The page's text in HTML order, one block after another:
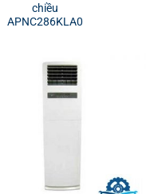
chiều
APNC286KLA0